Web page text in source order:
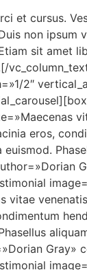
et cursus.
non ipsum
sit amet
2″
eros,
euismod.
vitae
Gray»